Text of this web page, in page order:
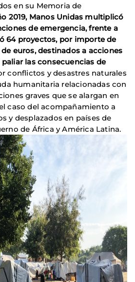
en su Memoria de
2019, Manos Unidas multiplicó
de emergencia, frente a
64 proyectos, por importe de
euros, destinados a acciones
las consecuencias de
conflictos y desastres naturales
humanitaria relacionadas con
graves que se alargan en
caso del acompañamiento a
y desplazados en países de
de África y América Latina.